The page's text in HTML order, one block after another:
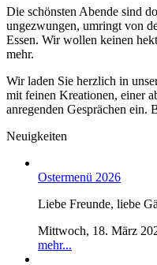
Die schönsten Abende sind
ungezwungen, umringt von
Essen. Wir wollen keinen
mehr.
Wir laden Sie herzlich in
mit feinen Kreationen, einer
anregenden Gesprächen ein.
Neuigkeiten
Ostermenü 2026
Liebe Freunde, liebe
Mittwoch, 18. März
mehr...